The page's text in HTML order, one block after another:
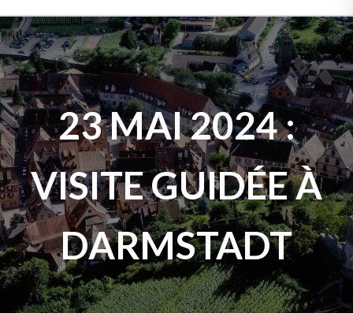
23 MAI 2024 :
VISITE GUIDÉE À
DARMSTADT